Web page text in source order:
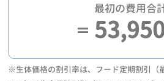
最初の費用合
※生体価格の割引率は、フード定期割引（